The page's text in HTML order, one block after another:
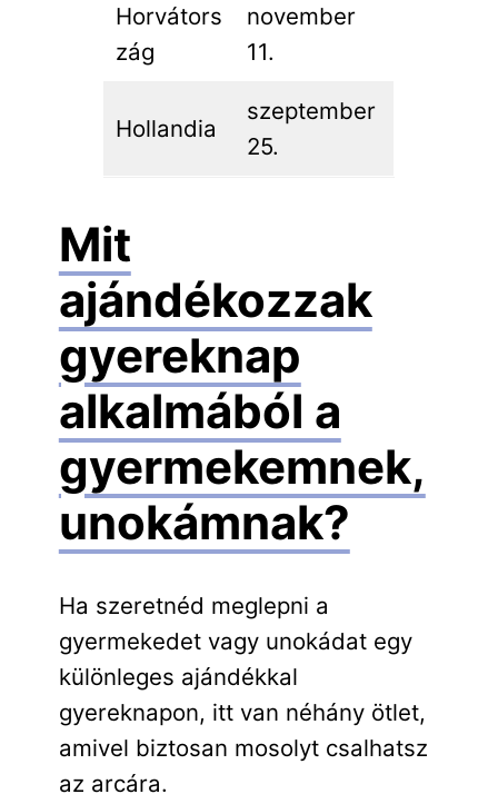
Horvátors
zág
november
11.
Hollandia
szeptember
25.
Mit
ajándékozzak
gyereknap
alkalmából a
gyermekemnek,
unokámnak?
Ha szeretnéd meglepni a
gyermekedet vagy unokádat egy
különleges ajándékkal
gyereknapon, itt van néhány ötlet,
amivel biztosan mosolyt csalhatsz
az arcára.